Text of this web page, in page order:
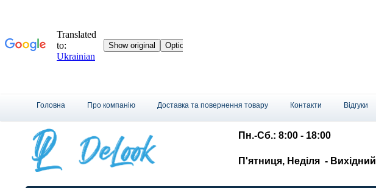
Головна Про компанію Доставка та повернення товару Контакти Відгуки
Пн.-Сб.: 8:00 - 18:00
П'ятниця, Неділя - Вихідний